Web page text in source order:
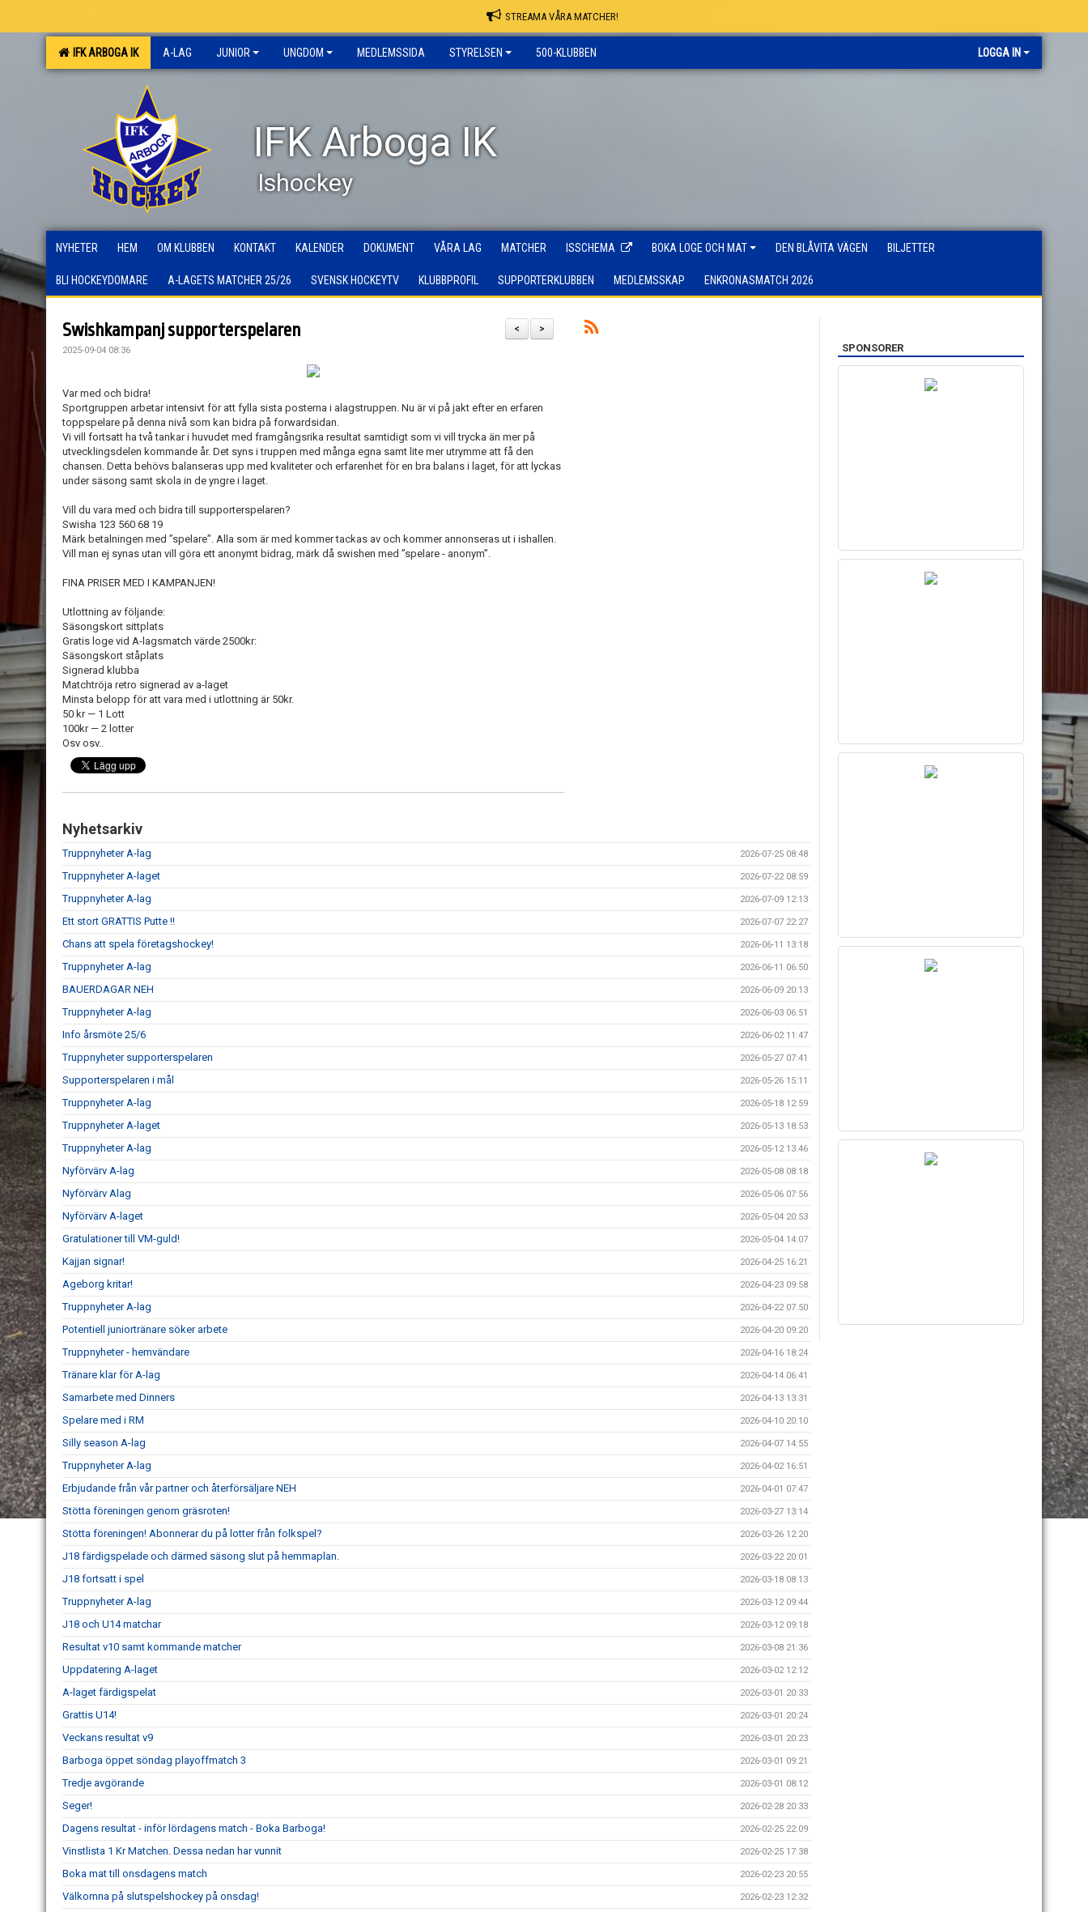
STREAMA VÅRA MATCHER!
IFK ARBOGA IK A-LAG JUNIOR UNGDOM MEDLEMSSIDA STYRELSEN 500-KLUBBEN LOGGA IN
IFK Arboga IK
Ishockey
NYHETER HEM OM KLUBBEN KONTAKT KALENDER DOKUMENT VÅRA LAG MATCHER ISSCHEMA BOKA LOGE OCH MAT DEN BLÅVITA VÄGEN BILJETTER
BLI HOCKEYDOMARE A-LAGETS MATCHER 25/26 SVENSK HOCKEYTV KLUBBPROFIL SUPPORTERKLUBBEN MEDLEMSSKAP ENKRONASMATCH 2026
>
<
Swishkampanj supporterspelaren
2025-09-04 08:36
Var med och bidra!
Sportgruppen arbetar intensivt för att fylla sista posterna i alagstruppen. Nu är vi på jakt efter en erfaren
toppspelare på denna nivå som kan bidra på forwardsidan.
Vi vill fortsatt ha två tankar i huvudet med framgångsrika resultat samtidigt som vi vill trycka än mer på
utvecklingsdelen kommande år. Det syns i truppen med många egna samt lite mer utrymme att få den
chansen. Detta behövs balanseras upp med kvaliteter och erfarenhet för en bra balans i laget, för att lyckas
under säsong samt skola in de yngre i laget.
Vill du vara med och bidra till supporterspelaren?
Swisha 123 560 68 19
Märk betalningen med ”spelare”. Alla som är med kommer tackas av och kommer annonseras ut i ishallen.
Vill man ej synas utan vill göra ett anonymt bidrag, märk då swishen med ”spelare - anonym”.
FINA PRISER MED I KAMPANJEN!
Utlottning av följande:
Säsongskort sittplats
Gratis loge vid A-lagsmatch värde 2500kr:
Säsongskort ståplats
Signerad klubba
Matchtröja retro signerad av a-laget
Minsta belopp för att vara med i utlottning är 50kr.
50 kr — 1 Lott
100kr — 2 lotter
Osv osv..
Nyhetsarkiv
Truppnyheter A-lag 2026-07-25 08:48
Truppnyheter A-laget 2026-07-22 08:59
Truppnyheter A-lag 2026-07-09 12:13
Ett stort GRATTIS Putte !! 2026-07-07 22:27
Chans att spela företagshockey! 2026-06-11 13:18
Truppnyheter A-lag 2026-06-11 06:50
BAUERDAGAR NEH 2026-06-09 20:13
Truppnyheter A-lag 2026-06-03 06:51
Info årsmöte 25/6 2026-06-02 11:47
Truppnyheter supporterspelaren 2026-05-27 07:41
Supporterspelaren i mål 2026-05-26 15:11
Truppnyheter A-lag 2026-05-18 12:59
Truppnyheter A-laget 2026-05-13 18:53
Truppnyheter A-lag 2026-05-12 13:46
Nyförvärv A-lag 2026-05-08 08:18
Nyförvärv Alag 2026-05-06 07:56
Nyförvärv A-laget 2026-05-04 20:53
Gratulationer till VM-guld! 2026-05-04 14:07
Kajjan signar! 2026-04-25 16:21
Ageborg kritar! 2026-04-23 09:58
Truppnyheter A-lag 2026-04-22 07:50
Potentiell juniortränare söker arbete 2026-04-20 09:20
Truppnyheter - hemvändare 2026-04-16 18:24
Tränare klar för A-lag 2026-04-14 06:41
Samarbete med Dinners 2026-04-13 13:31
Spelare med i RM 2026-04-10 20:10
Silly season A-lag 2026-04-07 14:55
Truppnyheter A-lag 2026-04-02 16:51
Erbjudande från vår partner och återförsäljare NEH 2026-04-01 07:47
Stötta föreningen genom gräsroten! 2026-03-27 13:14
Stötta föreningen! Abonnerar du på lotter från folkspel? 2026-03-26 12:20
J18 färdigspelade och därmed säsong slut på hemmaplan. 2026-03-22 20:01
J18 fortsatt i spel 2026-03-18 08:13
Truppnyheter A-lag 2026-03-12 09:44
J18 och U14 matchar 2026-03-12 09:18
Resultat v10 samt kommande matcher 2026-03-08 21:36
Uppdatering A-laget 2026-03-02 12:12
A-laget färdigspelat 2026-03-01 20:33
Grattis U14! 2026-03-01 20:24
Veckans resultat v9 2026-03-01 20:23
Barboga öppet söndag playoffmatch 3 2026-03-01 09:21
Tredje avgörande 2026-03-01 08:12
Seger! 2026-02-28 20:33
Dagens resultat - inför lördagens match - Boka Barboga! 2026-02-25 22:09
Vinstlista 1 Kr Matchen. Dessa nedan har vunnit 2026-02-25 17:38
Boka mat till onsdagens match 2026-02-23 20:55
Välkomna på slutspelshockey på onsdag! 2026-02-23 12:32
SPONSORER